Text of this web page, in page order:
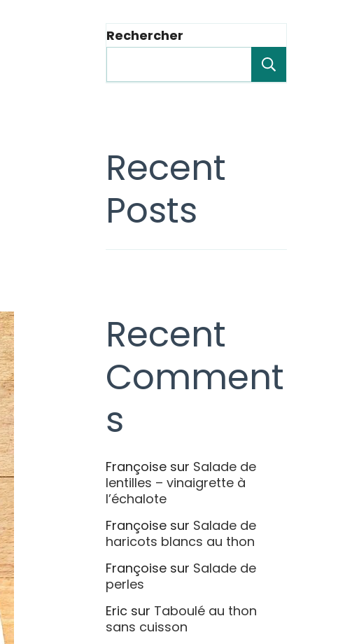
Rechercher
Recent
Posts
Recent
Comment
s
Françoisesur Salade de
lentilles – vinaigrette à
l’échalote
Françoisesur Salade de
haricots blancs au thon
Françoisesur Salade de
perles
Eric sur Taboulé au thon
sans cuisson